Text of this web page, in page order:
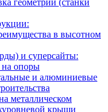
в высотном
и суперсайты:
на опоры
и алюминиевые
металлическом
крыши